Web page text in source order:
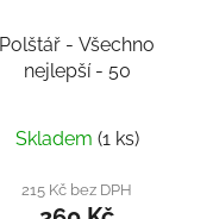
Polštář - Všechno
nejlepší - 50
Skladem (1 ks)
215 Kč bez DPH